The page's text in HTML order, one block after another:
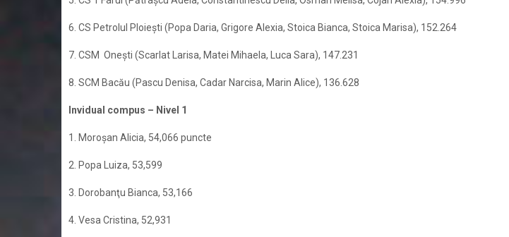
6. CS Petrolul Ploieşti (Popa Daria, Grigore Alexia, Stoica Bianca, Stoica Marisa), 152.264
7. CSM Oneşti (Scarlat Larisa, Matei Mihaela, Luca Sara), 147.231
8. SCM Bacău (Pascu Denisa, Cadar Narcisa, Marin Alice), 136.628
Invidual compus – Nivel 1
1. Moroşan Alicia, 54,066 puncte
2. Popa Luiza, 53,599
3. Dorobanţu Bianca, 53,166
4. Vesa Cristina, 52,931